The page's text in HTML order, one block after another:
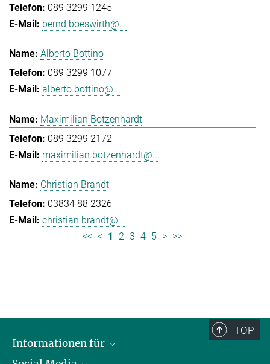
089 3299 1245
bernd.boeswirth@...
Alberto Bottino
089 3299 1077
alberto.bottino@...
Maximilian Botzenhardt
089 3299 2172
maximilian.botzenhardt@...
Christian Brandt
03834 88 2326
christian.brandt@...
<< < 1 2 3 4 5 > >>
TOP
Informationen für